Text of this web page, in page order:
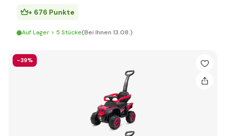
+ 676 Punkte
Auf Lager > 5 Stücke(Bei Ihnen 13.08.)
-39%